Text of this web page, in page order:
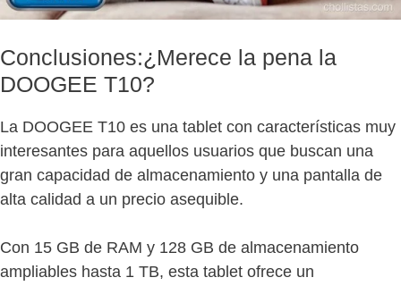
Conclusiones:¿Merece la pena la
DOOGEE T10?
La DOOGEE T10 es una tablet con características muy
interesantes para aquellos usuarios que buscan una
gran capacidad de almacenamiento y una pantalla de
alta calidad a un precio asequible.
Con 15 GB de RAM y 128 GB de almacenamiento
ampliables hasta 1 TB, esta tablet ofrece un